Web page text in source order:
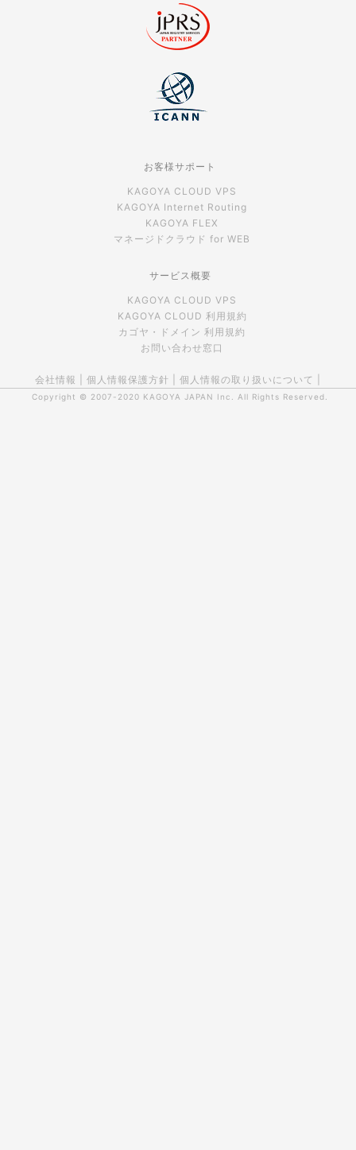
お客様サポート
KAGOYA CLOUD VPS
KAGOYA Internet Routing
KAGOYA FLEX
マネージドクラウド for WEB
サービス概要
KAGOYA CLOUD VPS
KAGOYA CLOUD 利用規約
カゴヤ・ドメイン 利用規約
お問い合わせ窓口
会社情報 個人情報保護方針 個人情報の取り扱いについて
Copyright © 2007-2020 KAGOYA JAPAN Inc. All Rights Reserved.